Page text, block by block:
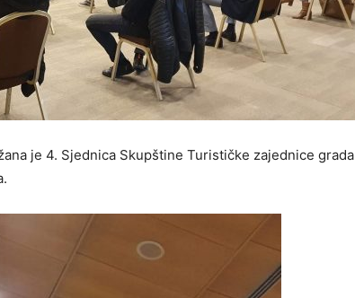
je 4. Sjednica Skupštine Turističke zajednice grada